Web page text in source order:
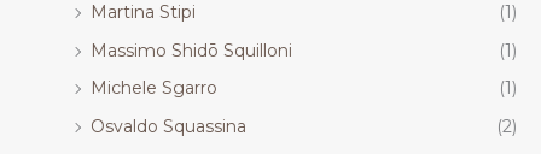
Martina Stipi
(1)
Massimo Shidō Squilloni
(1)
Michele Sgarro
(1)
Osvaldo Squassina
(2)